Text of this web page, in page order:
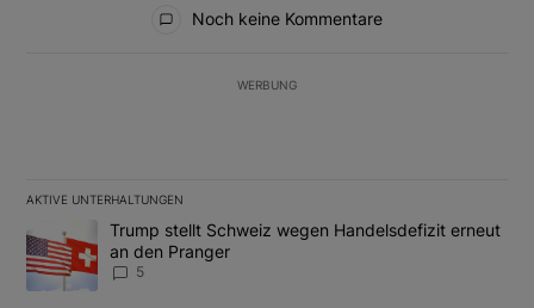
Noch keine Kommentare
WERBUNG
AKTIVE UNTERHALTUNGEN
Ein Trendartikel mit dem Titel "Trump stellt Schweiz wegen
Trump stellt Schweiz wegen Handelsdefizit erneut
an den Pranger
5